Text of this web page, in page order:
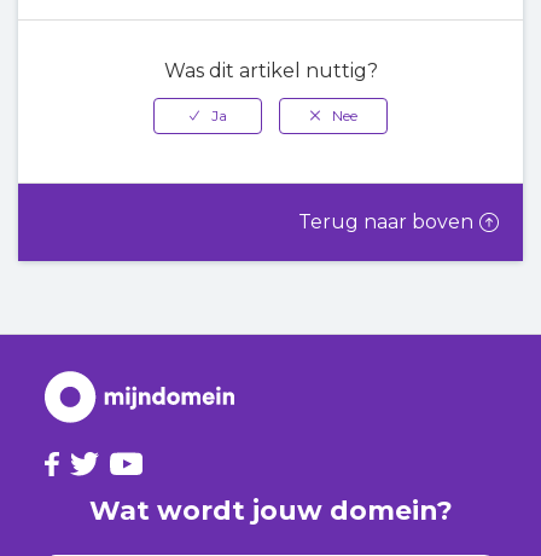
Was dit artikel nuttig?
Terug naar boven
Wat wordt jouw domein?